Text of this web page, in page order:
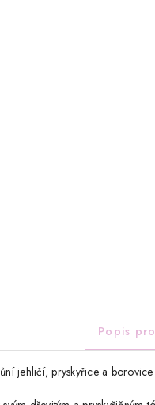
Popis
jehličí, pryskyřice a